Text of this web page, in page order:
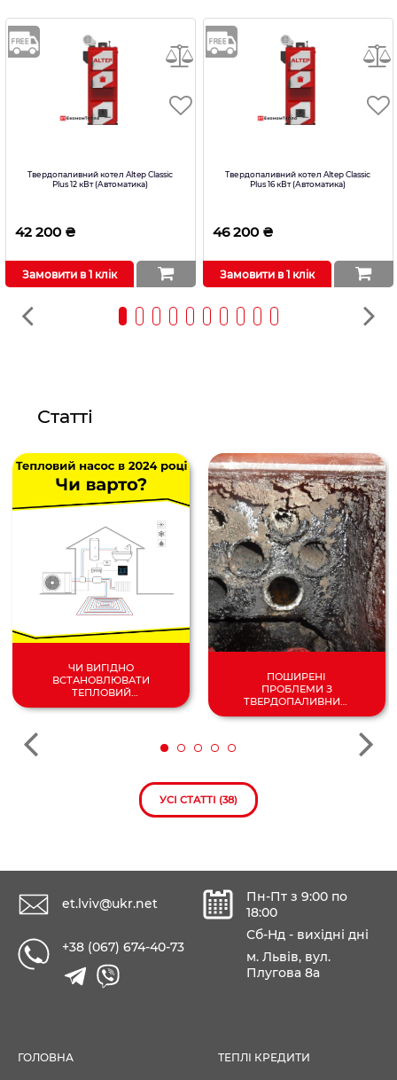
Твердопаливний котел Altep Classic
Plus 12 кВт (Автоматика)
42 200 ₴
Замовити в 1 клік
Твердопаливний котел Altep Classic
Plus 16 кВт (Автоматика)
46 200 ₴
Замовити в 1 клік
Статті
ЧИ ВИГІДНО
ВСТАНОВЛЮВАТИ
ТЕПЛОВИЙ
НАСОС У 2024
ПОШИРЕНІ
ПРОБЛЕМИ З
ТВЕРДОПАЛИВНИМ
КОТЛОМ
УСІ СТАТТІ (38)
et.lviv@ukr.net
+38 (067) 674-40-73
Пн-Пт з 9:00 по
18:00
Сб-Нд - вихідні дні
м. Львів, вул.
Плугова 8а
ГОЛОВНА ТЕПЛІ КРЕДИТИ